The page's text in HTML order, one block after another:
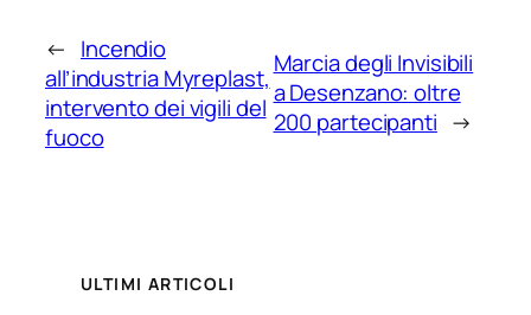
← Incendio
all’industria Myreplast,
intervento dei vigili del
fuoco
Marcia degli Invisibili
a Desenzano: oltre
200 partecipanti →
ULTIMI ARTICOLI